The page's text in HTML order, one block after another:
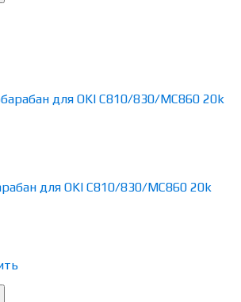
для OKI C810/830/MC860 20k